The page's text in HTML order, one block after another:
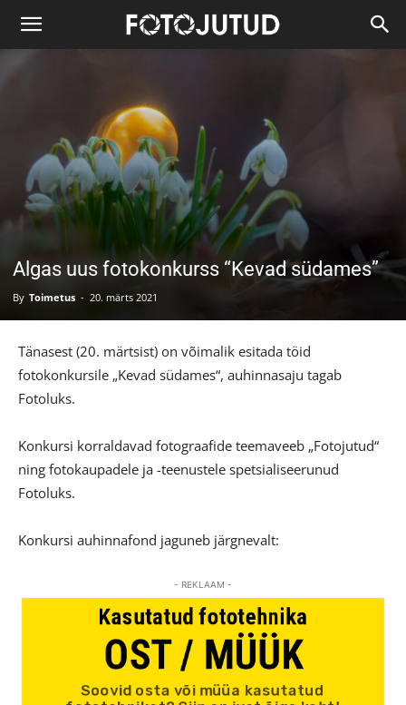
Algas uus fotokonkurss “Kevad südames”
By Toimetus - 20. märts 2021
Tänasest (20. märtsist) on võimalik esitada töid
fotokonkursile „Kevad südames“, auhinnasaju tagab
Fotoluks.
Konkursi korraldavad fotograafide teemaveeb „Fotojutud“
ning fotokaupadele ja -teenustele spetsialiseerunud
Fotoluks.
Konkursi auhinnafond jaguneb järgnevalt:
- REKLAAM -